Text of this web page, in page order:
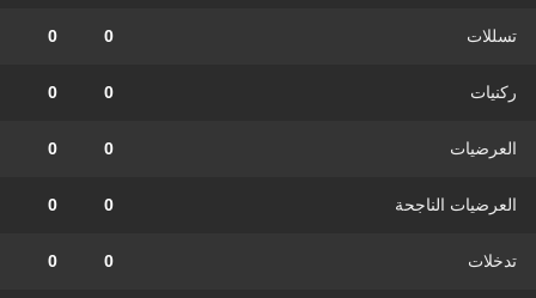
تسللات 0
0
ركنيات 0
0
العرضيات 0
0
العرضيات الناجحة 0
0
تدخلات 0
0